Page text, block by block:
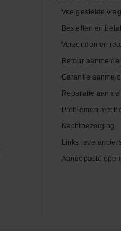
Veelgestelde
Bestellen en
Verzenden en
Retour
Garantie
Reparatie
Problemen met
Nachtbezorging
Links leveranciers
Aangepaste